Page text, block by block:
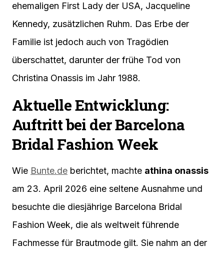
ehemaligen First Lady der USA, Jacqueline
Kennedy, zusätzlichen Ruhm. Das Erbe der
Familie ist jedoch auch von Tragödien
überschattet, darunter der frühe Tod von
Christina Onassis im Jahr 1988.
Aktuelle Entwicklung:
Auftritt bei der Barcelona
Bridal Fashion Week
Wie Bunte.de berichtet, machte athina onassis
am 23. April 2026 eine seltene Ausnahme und
besuchte die diesjährige Barcelona Bridal
Fashion Week, die als weltweit führende
Fachmesse für Brautmode gilt. Sie nahm an der